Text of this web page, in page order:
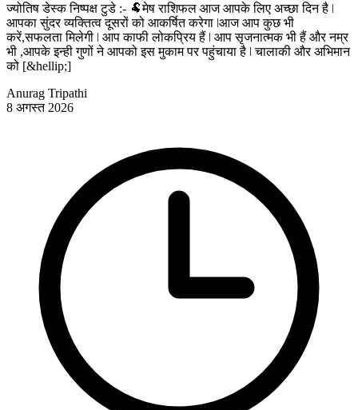
ज्योतिष डेस्क निष्पक्ष टुडे :- 🐏मेष राशिफल आज आपके लिए अच्छा दिन है ǀ
आपका सुंदर व्यक्तित्व दूसरों को आकर्षित करेगा ǀआज आप कुछ भी
करें,सफलता मिलेगी ǀ आप काफी लोकप्रिय हैं ǀ आप सृजनात्मक भी हैं और नम्र
भी ,आपके इन्ही गुणों ने आपको इस मुकाम पर पहुंचाया है ǀ चालाकी और अभिमान
को [&hellip;]
Anurag Tripathi
8 अगस्त 2026